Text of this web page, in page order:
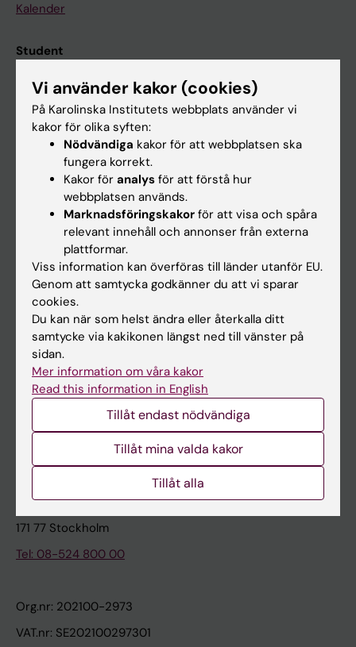
Kalender
Student
Ladok
Canvas
Schema
Studentmejlen
Kurs- och programwebbar
Student på KI
Medarbetare
Medarbetarportalen
Kontakta och besök KI
Universitetsbiblioteket
Stöd forskning och utbildning
Karolinska Institutet Innovation
Kontakta presstjänsten
Karolinska Institutet
171 77 Stockholm
Tel: 08-524 800 00
Org.nr: 202100-2973
VAT.nr: SE202100297301
Vi använder kakor (cookies)
På Karolinska Institutets webbplats använder vi
kakor för olika syften:
Nödvändiga kakor för att webbplatsen ska
fungera korrekt.
Kakor för analys för att förstå hur
webbplatsen används.
Marknadsföringskakor för att visa och spåra
relevant innehåll och annonser från externa
plattformar.
Viss information kan överföras till länder utanför EU.
Genom att samtycka godkänner du att vi sparar
cookies.
Du kan när som helst ändra eller återkalla ditt
samtycke via kakikonen längst ned till vänster på
sidan.
Mer information om våra kakor
Read this information in English
Tillåt endast nödvändiga
Tillåt mina valda kakor
Tillåt alla